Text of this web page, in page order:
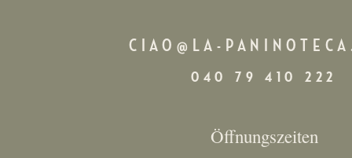
CIAO@LA-
040 79 410 222
Öffnungszeiten